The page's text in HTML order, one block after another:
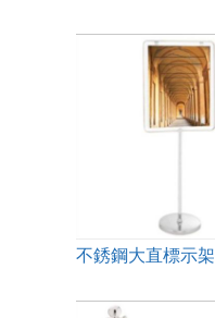
不銹鋼大直標示架